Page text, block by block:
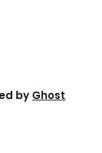
by Ghost